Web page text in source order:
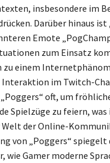
insbesondere im
Darüber hinaus ist
Emote
zum Einsatz
zu einem
Interaktion im Twitch-
oft, um
Spielzüge zu feiern,
der Online-
von „Poggers“ spiegelt
wie Gamer moderne